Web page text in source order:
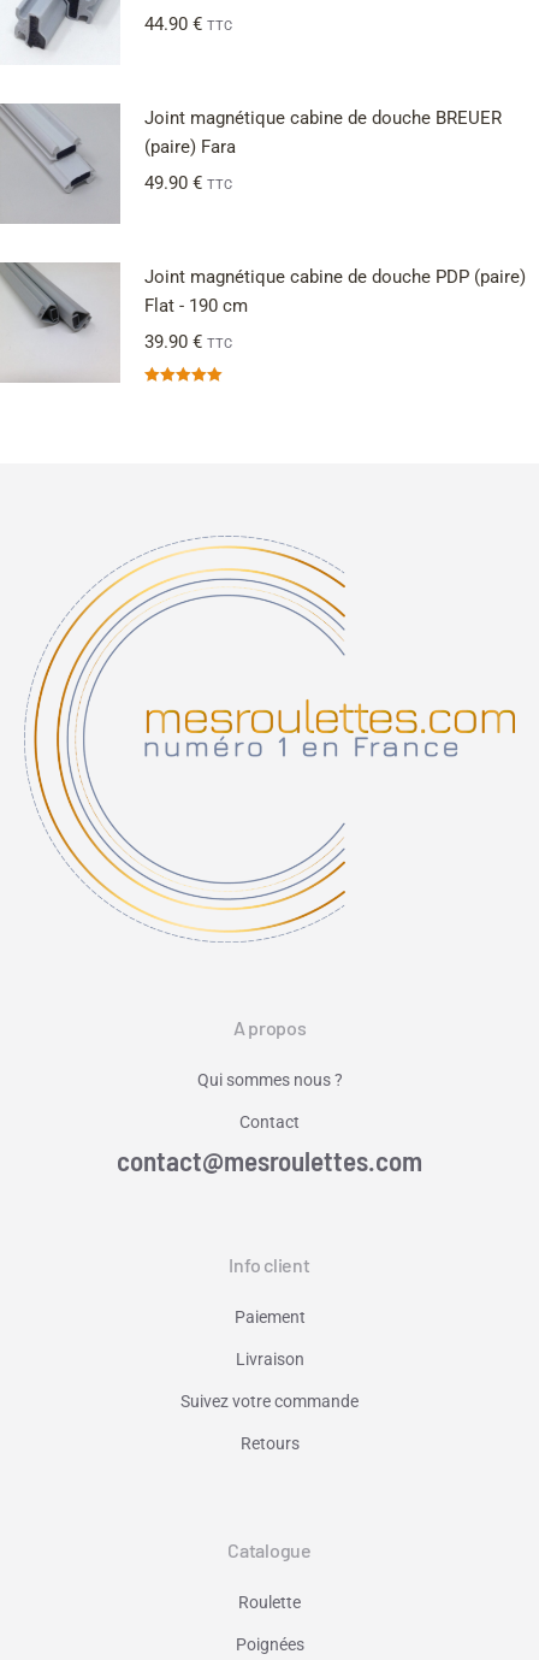
44.90 € TTC
Joint magnétique cabine de douche BREUER
(paire) Fara
49.90 € TTC
Joint magnétique cabine de douche PDP (paire)
Flat - 190 cm
39.90 € TTC
A propos
Qui sommes nous ?
Contact
contact@mesroulettes.com
Info client
Paiement
Livraison
Suivez votre commande
Retours
Catalogue
Roulette
Poignées